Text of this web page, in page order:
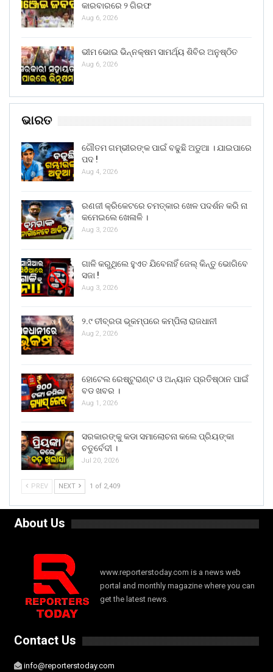
କାରବାରରେ ୨ ଗିରଫ
Aug 6, 2026
ଭୀମ ଭୋଇ ଭିନ୍ନକ୍ଷମ ସାମର୍ଥ୍ୟ ଶିବିର ଅନୁଷ୍ଠିତ
Aug 6, 2026
ଭାରତ
ଗୌତମ ଗମ୍ଭୀରଙ୍କ ପାଇଁ ବଢୁଛି ଅଡୁଆ । ଯାଇପାରେ
ପଦ !
Aug 4, 2026
ରଣଜୀ କ୍ରିକେଟରେ ଚମତ୍କାର ଖେଳ ପଦର୍ଶନ କରି ନା
କମେଇଲେ ଖେଳାଳି ।
Aug 3, 2026
ଗାଳି କରୁଥିଲେ ହୁଏତ ଯିବେନାହିଁ ଜେଲ୍ କିନ୍ତୁ ଭୋଗିବେ
ସଜା !
Aug 3, 2026
୨.୯ ତୀବ୍ରତା ଭୂକମ୍ପରେ କମ୍ପିଲା ରାଜଧାନୀ
Aug 2, 2026
ହୋଟେଲ ରେଷ୍ଟୁରାଣ୍ଟ ଓ ଅନ୍ୟାନ ପ୍ରତିଷ୍ଠାନ ପାଇଁ
ବଡ ଖବର ।
Aug 1, 2026
ସରକାରଙ୍କୁ କଡା ସମାଲୋଚନା କଲେ ପ୍ରିୟଙ୍କା
ଚତୁର୍ବେଦୀ ।
Jul 20, 2026
PREV NEXT 1 of 2,409
About Us
www.reporterstoday.com is a news web
portal and monthly magazine where you can
get the latest news.
Contact Us
info@reporterstoday.com